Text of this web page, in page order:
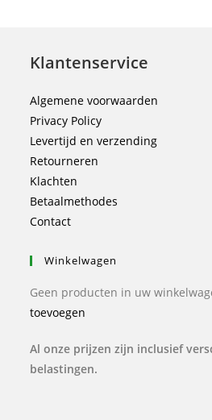
Klantenservice
Algemene voorwaarden
Privacy Policy
Levertijd en verzending
Retourneren
Klachten
Betaalmethodes
Contact
Winkelwagen
Geen producten in uw
toevoegen
Al onze prijzen zijn inclusief
belastingen.